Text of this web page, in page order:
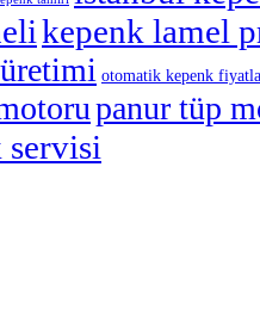
kepenk lamel
otomatik kepenk
panur tüp
servisi